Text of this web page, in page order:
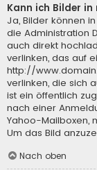
Kann ich Bilder
Ja, Bilder können
die Administration
auch direkt
verlinken, das auf
http://
verlinken, die sich
ist ein öffentlich
nach einer
Yahoo-Mailboxen,
Um das Bild
Nach oben